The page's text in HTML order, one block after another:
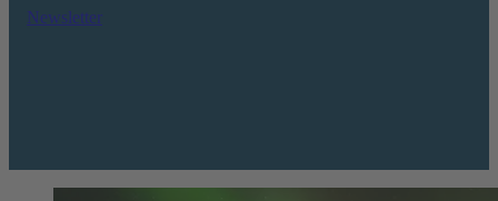
Newsletter